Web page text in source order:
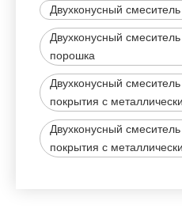
Двухконусный
Двухконусный
порошка
Двухконусный
покрытия с
Двухконусный
покрытия с